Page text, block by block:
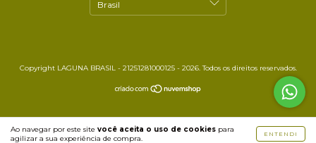
Ao navegar por este site você aceita o uso de cookies para
agilizar a sua experiência de compra.
ENTENDI
Copyright LAGUNA BRASIL - 21251281000125 - 2026. Todos os direitos reservados.